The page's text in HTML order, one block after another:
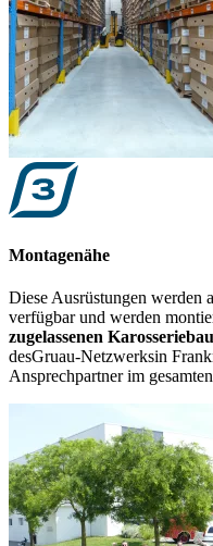
Montagenähe
Diese Ausrüstungen werden
verfügbar und werden
zugelassenen
desGruau-Netzwerksin
Ansprechpartner im